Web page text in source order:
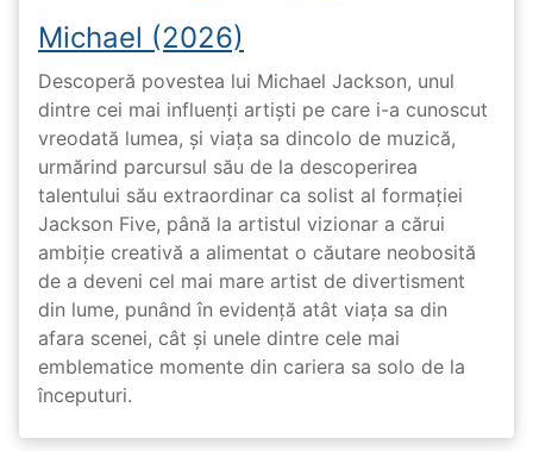
Michael (2026)
Descoperă povestea lui Michael Jackson, unul
dintre cei mai influenți artiști pe care i-a cunoscut
vreodată lumea, și viața sa dincolo de muzică,
urmărind parcursul său de la descoperirea
talentului său extraordinar ca solist al formației
Jackson Five, până la artistul vizionar a cărui
ambiție creativă a alimentat o căutare neobosită
de a deveni cel mai mare artist de divertisment
din lume, punând în evidență atât viața sa din
afara scenei, cât și unele dintre cele mai
emblematice momente din cariera sa solo de la
începuturi.